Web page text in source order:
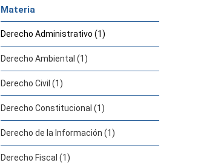
Materia
Derecho Administrativo (1)
Derecho Ambiental (1)
Derecho Civil (1)
Derecho Constitucional (1)
Derecho de la Información (1)
Derecho Fiscal (1)